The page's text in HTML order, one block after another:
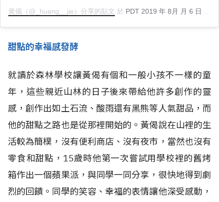
黃偈（@_huang__jie）分享的貼文 於 PDT 2019 年 8月 月 6 日 上午 6:31
甜點的幸福感發酵
就讀於森林學校讓黃偈有個和一般小孩不一樣的童
年，這些親近山林的日子後來帶給他許多創作的靈
感，創作出如土石流、酸雨還有黑熊等人氣甜品，而
他的甜點之路也是從那裡開始的。黃偈說在山裡的生
活較為簡樸，沒有便利商店、沒有夜市，當然也沒有
零食和甜點，15歲時他第一次嘗試用學校裡的舊烤
箱作出一個蘋果派，與同學一同分享，很快地得到劇
烈的回饋。同學的笑容、幸福的表情讓他深受感動，